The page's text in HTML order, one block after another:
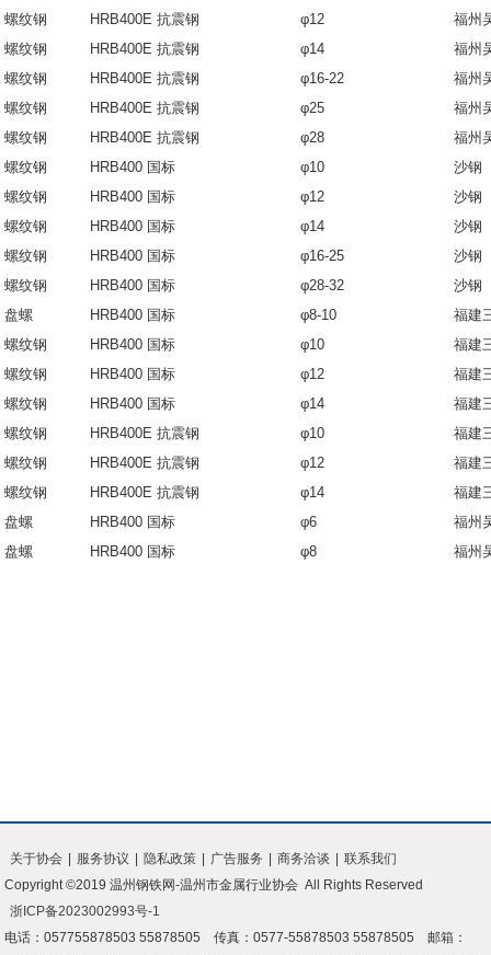
螺纹钢
HRB400E 抗震钢 φ12
福州
螺纹钢
HRB400E 抗震钢 φ14
福州
螺纹钢
HRB400E 抗震钢 φ16-22
福州
螺纹钢
HRB400E 抗震钢 φ25
福州
螺纹钢
HRB400E 抗震钢 φ28
福州
螺纹钢
HRB400 国标 φ10
沙钢
螺纹钢
HRB400 国标 φ12
沙钢
螺纹钢
HRB400 国标 φ14
沙钢
螺纹钢
HRB400 国标 φ16-25
沙钢
螺纹钢
HRB400 国标 φ28-32
沙钢
盘螺
HRB400 国标 φ8-10
福建
螺纹钢
HRB400 国标 φ10
福建
螺纹钢
HRB400 国标 φ12
福建
螺纹钢
HRB400 国标 φ14
福建
螺纹钢
HRB400E 抗震钢 φ10
福建
螺纹钢
HRB400E 抗震钢 φ12
福建
螺纹钢
HRB400E 抗震钢 φ14
福建
盘螺
HRB400 国标 φ6
福州
盘螺
HRB400 国标 φ8 福州
关于协会 服务协议 隐私政策 广告服务 商务洽谈
联系我们
Copyright ©2019 温州钢铁网-温州市金属行业协会 All Rights Reserved
浙ICP备2023002993号-1
电话：057755878503 55878505 传真：0577-55878503 55878505 邮箱：